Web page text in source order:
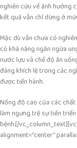
nghiên cứu về ảnh hưởng
kết quả vẫn chỉ dừng ở
Mặc dù vẫn chưa có
có khả năng ngăn ngừa
nước lựu và chế độ ăn
đáng khích lệ trong các
được tiến hành.
Nồng độ cao của các
làm ngưng trệ sự tiến
bệnh.[/
alignment=”center”